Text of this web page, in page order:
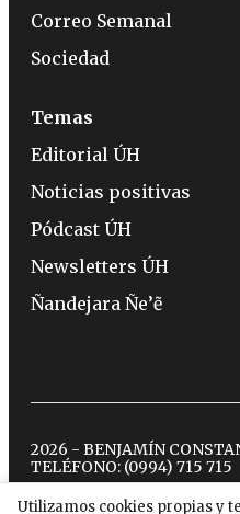
Utilizamos cookies propias y
Correo Semanal
Sociedad
Temas
Editorial ÚH
Noticias positivas
Pódcast ÚH
Newsletters ÚH
Ñandejara Ñe’ẽ
2026 - BENJAMÍN
TELÉFONO: (0994) 715 715